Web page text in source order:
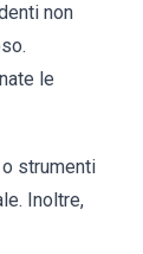
non
le
strumenti
Inoltre,